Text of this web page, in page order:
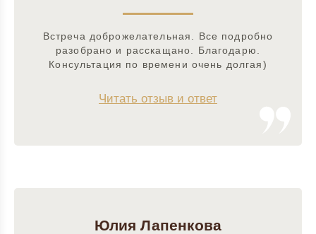
Встреча доброжелательная. Все подробно
разобрано и расскащано. Благодарю.
Консультация по времени очень долгая)
Читать отзыв и ответ
Юлия Лапенкова